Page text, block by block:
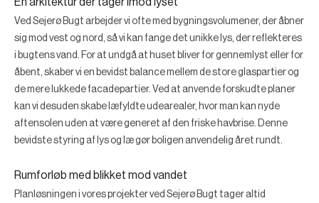
Ved Sejerø Bugt arbejder vi ofte med bygningsvolumener, der åbner
sig mod vest og nord, så vi kan fange det unikke lys, der reflekteres
i bugtens vand. For at undgå at huset bliver for gennemlyst eller for
åbent, skaber vi en bevidst balance mellem de store glaspartier og
de mere lukkede facadepartier. Ved at anvende forskudte planer
kan vi desuden skabe læfyldte udearealer, hvor man kan nyde
aftensolen uden at være generet af den friske havbrise. Denne
bevidste styring af lys og læ gør boligen anvendelig året rundt.
Rumforløb med blikket mod vandet
Planløsningen i vores projekter ved Sejerø Bugt tager altid